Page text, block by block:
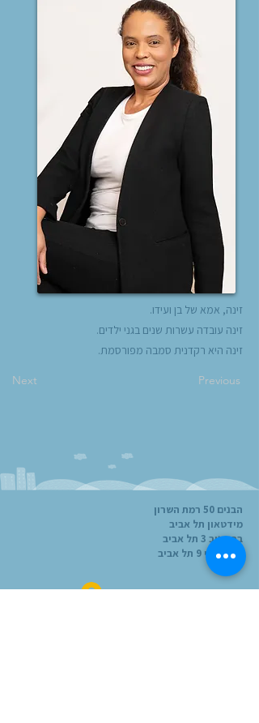
זינה, אמא של בן ועידו.
זינה עובדה עשרות שנים בגני ילדים.
זינה היא רקדנית סמבה מפורסמת.
Next Previous
הבנים 50 רמת השרון
מידטאון תל אביב
ברטונוב 3 תל אביב
טירת צבי 9 תל אביב
להתחברות